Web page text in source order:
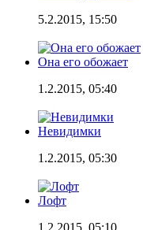
5.2.2015, 15:50
Она его обожает
1.2.2015, 05:40
Невидимки
1.2.2015, 05:30
Лофт
1.2.2015, 05:10